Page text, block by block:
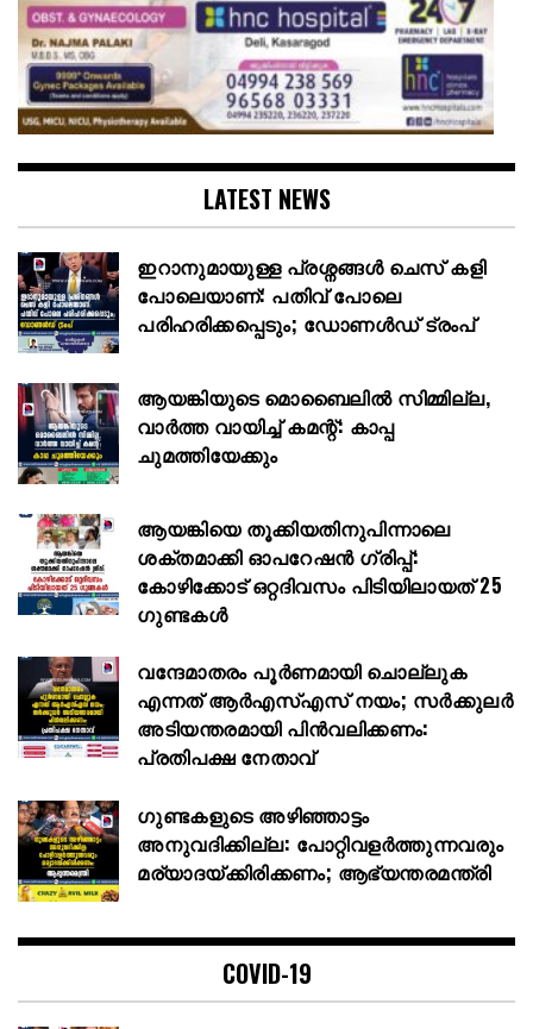
LATEST NEWS
ഇറാനുമായുള്ള പ്രശ്നങ്ങൾ ചെസ് കളി
പോലെയാണ്: പതിവ് പോലെ
പരിഹരിക്കപ്പെടും; ഡോണൾഡ് ട്രംപ്
ആയങ്കിയുടെ മൊബൈലിൽ സിമ്മില്ല,
വാർത്ത വായിച്ച് കമന്റ്: കാപ്പ
ചുമത്തിയേക്കും
ആയങ്കിയെ തൂക്കിയതിനുപിന്നാലെ
ശക്തമാക്കി ഓപറേഷൻ ഗ്രിപ്പ്:
കോഴിക്കോട് ഒറ്റദിവസം പിടിയിലായത് 25
ഗുണ്ടകൾ
വന്ദേമാതരം പൂർണമായി ചൊല്ലുക
എന്നത് ആര്‍എസ്എസ് നയം; സര്‍ക്കുലര്‍
അടിയന്തരമായി പിന്‍വലിക്കണം:
പ്രതിപക്ഷ നേതാവ്
ഗുണ്ടകളുടെ അഴിഞ്ഞാട്ടം
അനുവദിക്കില്ല: പോറ്റിവളർത്തുന്നവരും
മര്യാദയ്ക്കിരിക്കണം; ആഭ്യന്തരമന്ത്രി
COVID-19